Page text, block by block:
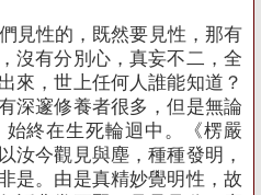
見性的，既然要見性，那有
沒有分別心，真妄不二，全
來，世上任何人誰能知道？
深邃修養者很多，但是無論
終在生死輪迴中。《楞嚴
汝今觀見與塵，種種發明，
是。由是真精妙覺明性，故